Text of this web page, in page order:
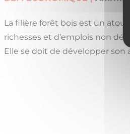
La filière forêt bois est un
richesses et d’emplois non
Elle se doit de développer